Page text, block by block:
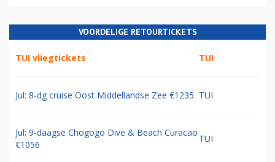
VOORDELIGE RETOURTICKETS
TUI vliegtickets TUI
Jul: 8-dg cruise Oost Middellandse Zee €1235 TUI
Jul: 9-daagse Chogogo Dive & Beach Curacao
€1056
TUI